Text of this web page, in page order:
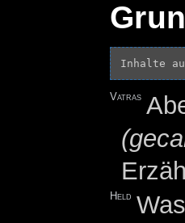
Inhalte
Vatras
Held